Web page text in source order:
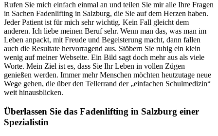
Rufen Sie mich einfach einmal an und teilen Sie mir alle Ihre Fragen
in Sachen Fadenlifting in Salzburg, die Sie auf dem Herzen haben.
Jeder Patient ist für mich sehr wichtig. Kein Fall gleicht dem
anderen. Ich liebe meinen Beruf sehr. Wenn man das, was man im
Leben anpackt, mit Freude und Begeisterung macht, dann fallen
auch die Resultate hervorragend aus. Stöbern Sie ruhig ein klein
wenig auf meiner Webseite. Ein Bild sagt doch mehr aus als viele
Worte. Mein Ziel ist es, dass Sie Ihr Leben in vollen Zügen
genießen werden. Immer mehr Menschen möchten heutzutage neue
Wege gehen, die über den Tellerrand der „einfachen Schulmedizin“
weit hinausblicken.
Überlassen Sie das Fadenlifting in Salzburg einer
Spezialistin